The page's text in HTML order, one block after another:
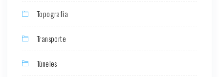
Topografía
Transporte
Túneles